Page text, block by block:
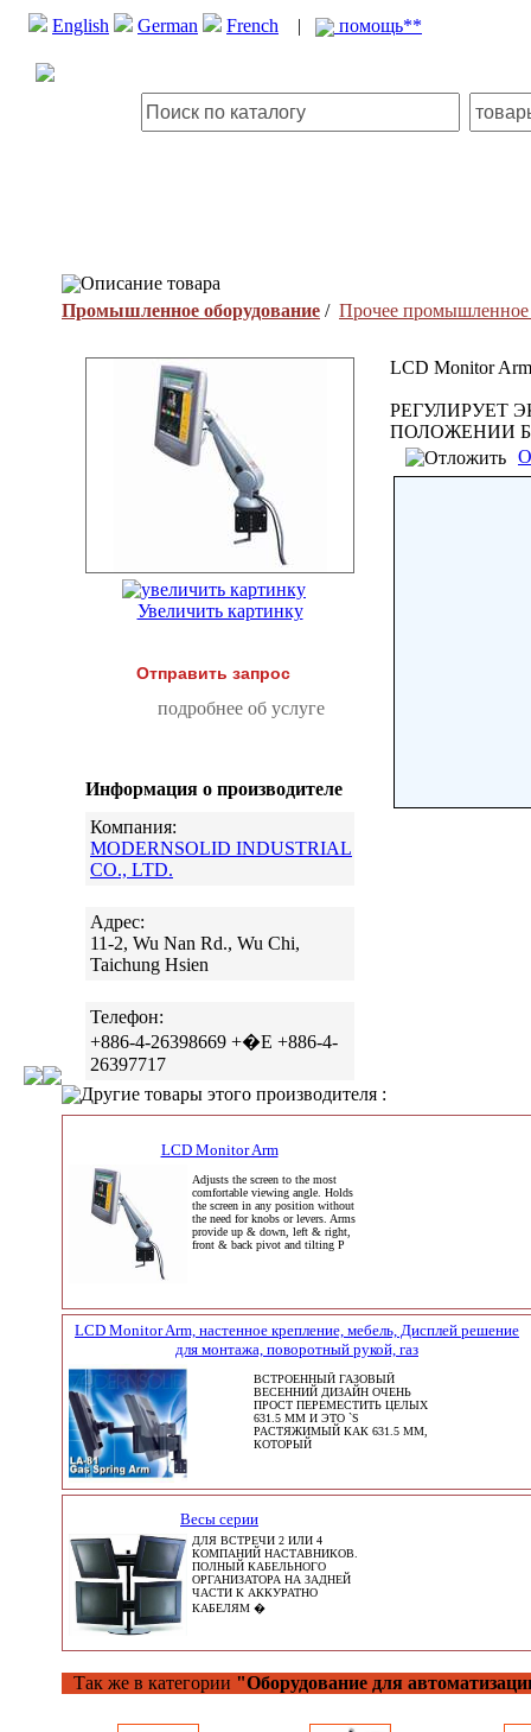
English German French | помощь**
Описание товара
Промышленное оборудование / Прочее промышленное
Увеличить картинку
Отправить запрос
подробнее об услуге
Информация о производителе
Компания:
MODERNSOLID INDUSTRIAL
CO., LTD.
Адрес:
11-2, Wu Nan Rd., Wu Chi,
Taichung Hsien
Телефон:
+886-4-26398669 +�E +886-4-
26397717
LCD Monitor Arm
РЕГУЛИРУЕТ
ПОЛОЖЕНИИ
Другие товары этого производителя :
LCD Monitor Arm
Adjusts the screen to the most
comfortable viewing angle. Holds
the screen in any position without
the need for knobs or levers. Arms
provide up & down, left & right,
front & back pivot and tilting P
LCD Monitor Arm, настенное крепление, мебель, Дисплей решение
для монтажа, поворотный рукой, газ
ВСТРОЕННЫЙ ГАЗОВЫЙ
ВЕСЕННИЙ ДИЗАЙН ОЧЕНЬ
ПРОСТ ПЕРЕМЕСТИТЬ ЦЕЛЫХ
631.5 ММ И ЭТО `S
РАСТЯЖИМЫЙ КАК 631.5 ММ,
КОТОРЫЙ
Весы серии
ДЛЯ ВСТРЕЧИ 2 ИЛИ 4
КОМПАНИЙ НАСТАВНИКОВ.
ПОЛНЫЙ КАБЕЛЬНОГО
ОРГАНИЗАТОРА НА ЗАДНЕЙ
ЧАСТИ К АККУРАТНО
КАБЕЛЯМ �
Так же в категории "Оборудование для